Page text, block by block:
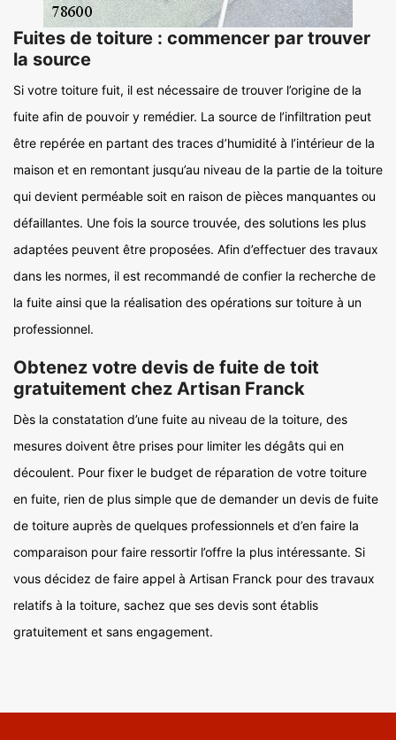
Fuites de toiture : commencer par trouver
la source
Si votre toiture fuit, il est nécessaire de trouver l’origine de la
fuite afin de pouvoir y remédier. La source de l’infiltration peut
être repérée en partant des traces d’humidité à l’intérieur de la
maison et en remontant jusqu’au niveau de la partie de la toiture
qui devient perméable soit en raison de pièces manquantes ou
défaillantes. Une fois la source trouvée, des solutions les plus
adaptées peuvent être proposées. Afin d’effectuer des travaux
dans les normes, il est recommandé de confier la recherche de
la fuite ainsi que la réalisation des opérations sur toiture à un
professionnel.
Obtenez votre devis de fuite de toit
gratuitement chez Artisan Franck
Dès la constatation d’une fuite au niveau de la toiture, des
mesures doivent être prises pour limiter les dégâts qui en
découlent. Pour fixer le budget de réparation de votre toiture
en fuite, rien de plus simple que de demander un devis de fuite
de toiture auprès de quelques professionnels et d’en faire la
comparaison pour faire ressortir l’offre la plus intéressante. Si
vous décidez de faire appel à Artisan Franck pour des travaux
relatifs à la toiture, sachez que ses devis sont établis
gratuitement et sans engagement.